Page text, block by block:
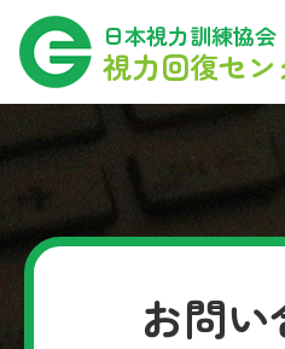
日本視力訓練協会
視力回復セン
お問